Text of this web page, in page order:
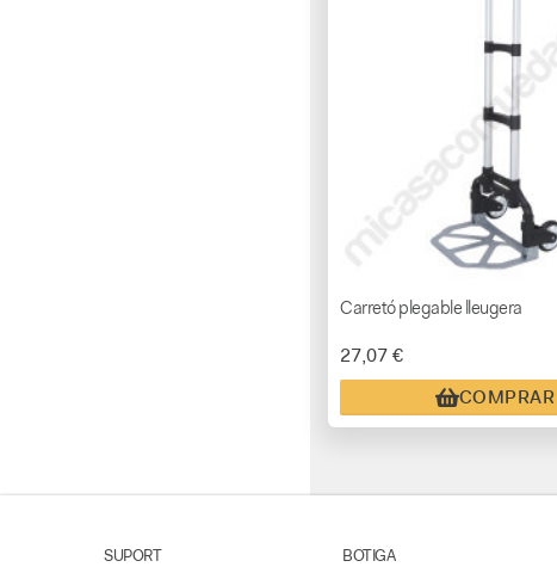
Carretó plegable lleugera
27,07 €
COMPRAR
SUPORT BOTIGA